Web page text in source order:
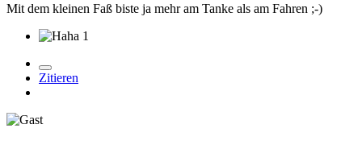
Mit dem kleinen Faß biste ja mehr am Tanke als am Fahren ;-)
1
Zitieren